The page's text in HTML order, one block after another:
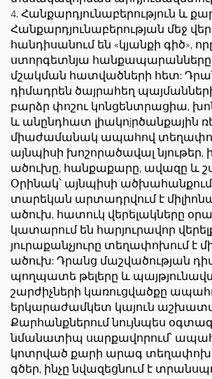
4. Հանքարդյունաբերություն և
Հանքարդյունաբերության մեջ
հանդիսանում են «կյանքի գիծ»,
ստորգետնյա հանքապարանները
մշակման հատվածների հետ:
դիմադրեն ծայրահեղ
բարձր փոշու կոնցենտրացիա,
և անընդհատ լիակոjրծանքային
միաժամանակ ապահով
այնպիսի խոշորածավալ նյութեր,
ածուխը, հանքաքարը, ավազը և
Օրինակ՝ այնպիսի
տարեկան արտադրվում է
ածուխ, հատուկ վերելակները
կատարում են հարյուրավոր
յուրաքանչյուրը տեղափոխում է
ածուխ: Դրանց մաշվածության
պողպատե թելերը և
շարժիչների կառուցվածքը
երկարաժամկետ կայուն
Քարհանքներում նույնպես
նմանատիպ սարքավորում՝
կոտրված քարի արագ
գծեր, ինչը նվազեցնում է